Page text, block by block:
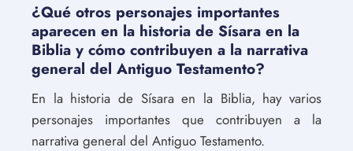
¿Qué otros personajes importantes
aparecen en la historia de Sísara en la
Biblia y cómo contribuyen a la narrativa
general del Antiguo Testamento?
En la historia de Sísara en la Biblia, hay varios
personajes importantes que contribuyen a la
narrativa general del Antiguo Testamento.